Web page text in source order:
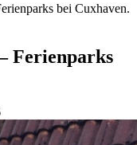
bei Cuxhaven.
Ferienparks